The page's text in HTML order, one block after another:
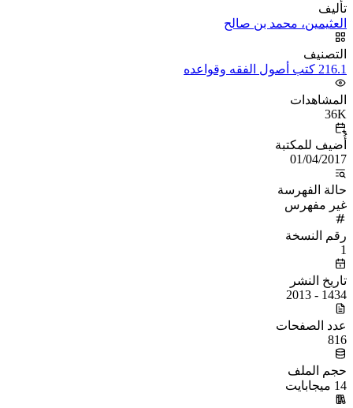
تأليف
العثيمين، محمد بن صالح
التصنيف
216.1 كتب أصول الفقه وقواعده
المشاهدات
36K
أُضيف للمكتبة
01/04/2017
حالة الفهرسة
غير مفهرس
رقم النسخة
1
تاريخ النشر
1434 - 2013
عدد الصفحات
816
حجم الملف
14 ميجابايت